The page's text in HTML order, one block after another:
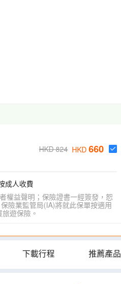
HKD 824 HKD 660
成人收費
權益聲明；保險證書一經簽發，恕
險業監管局(IA)將就此保單按適用
遊保險。
下載行程 推薦產品